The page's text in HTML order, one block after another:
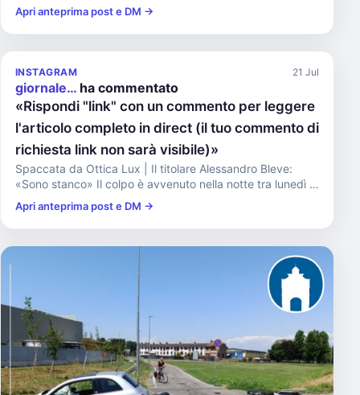
Apri anteprima post e DM →
INSTAGRAM 21 Jul
giornale… ha commentato
«Rispondi "link" con un commento per leggere
l'articolo completo in direct (il tuo commento di
richiesta link non sarà visibile)»
Spaccata da Ottica Lux | Il titolare Alessandro Bleve:
«Sono stanco» Il colpo è avvenuto nella notte tra lunedì e
marte...
Apri anteprima post e DM →